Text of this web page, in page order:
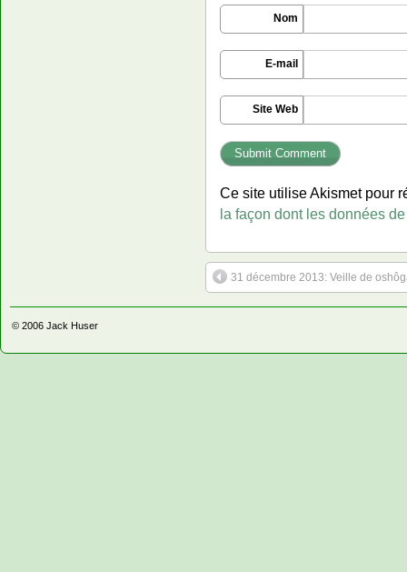
Nom
E-mail
Site Web
Ce site utilise Akismet pour
la façon dont les données
31 décembre 2013: Veille de
© 2006 Jack Huser